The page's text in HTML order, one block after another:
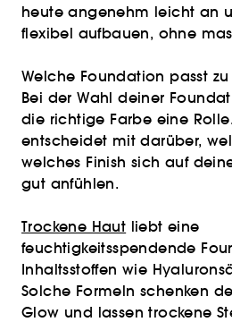
heute angenehm leicht an
flexibel aufbauen, ohne
Welche Foundation passt
Bei der Wahl deiner
die richtige Farbe eine
entscheidet mit darüber,
welches Finish sich auf
gut anfühlen.
Trockene Haut liebt eine
feuchtigkeitsspendende
Inhaltsstoffen wie
Solche Formeln schenken
Glow und lassen trockene